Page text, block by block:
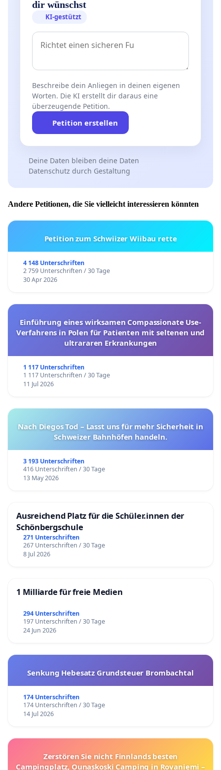
dir wünschst
KI-gestützt
Beschreibe dein Anliegen in deinen eigenen
Worten. Die KI erstellt dir daraus eine
überzeugende Petition.
Petition erstellen
Deine Daten bleiben deine Daten
Datenschutz durch Gestaltung
Andere Petitionen, die Sie vielleicht interessieren könnten
Petition zum Schwiizer Wiibau rette
4 148 Unterschriften
2 759 Unterschriften / 30 Tage
30 Apr 2026
Einführung eines wirksamen Compassionate Use-
Verfahrens in Polen für Patienten mit seltenen und
ultrararen Erkrankungen
1 117 Unterschriften
1 117 Unterschriften / 30 Tage
11 Jul 2026
Nach Diegos Tod – Lasst uns für mehr Sicherheit in
Schweizer Bahnhöfen handeln.
3 193 Unterschriften
416 Unterschriften / 30 Tage
13 May 2026
Ausreichend Platz für die Schüler.innen der
Schönbergschule
271 Unterschriften
267 Unterschriften / 30 Tage
8 Jul 2026
1 Milliarde für freie Medien
294 Unterschriften
197 Unterschriften / 30 Tage
24 Jun 2026
Senkung Hebesatz Grundsteuer Brombachtal
174 Unterschriften
174 Unterschriften / 30 Tage
14 Jul 2026
Zerstören Sie nicht Finnlands besten
Campingplatz, Ounaskoski Camping in Rovaniemi –